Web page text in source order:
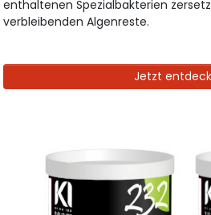
enthaltenen Spezialbakterien
verbleibenden Algenreste.
Jetzt